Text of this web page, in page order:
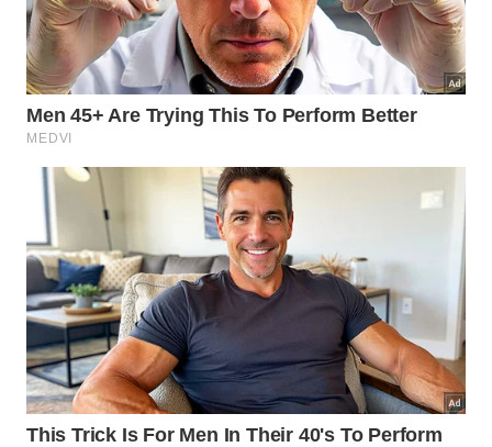
​ Delfinópolis (MG)
município se destaca pelo ecoturismo e pelo
paladar. Além das centenas de cachoeiras e trilhas
que rasgam o cerrado, o destino atrai viajantes pela
força de sua identidade rural, moldada pela
produção artesanal do celebrado Queijo Minas
Artesanal da Canastra e do café local.